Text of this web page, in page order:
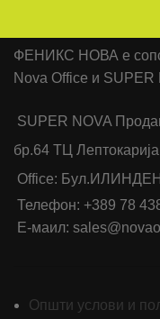
ФЕНИКС НОВА е
Nova Office и SUPER
SUPER NOVA
бр.64 ТЦ
Office: Бул.ИЛИНДЕН
Телефон: +389 78
Е-маил:
Општи услови и